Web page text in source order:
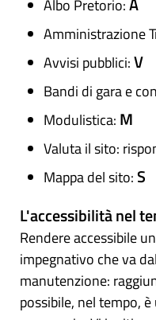
Albo Pretorio:
Amministrazione
Avvisi pubblici:V
Bandi di gara e
Modulistica: M
Valuta il sito:
Mappa del sito:S
L'accessibilità nel
Rendere accessibile
impegnativo che va
manutenzione:
possibile, nel tempo,